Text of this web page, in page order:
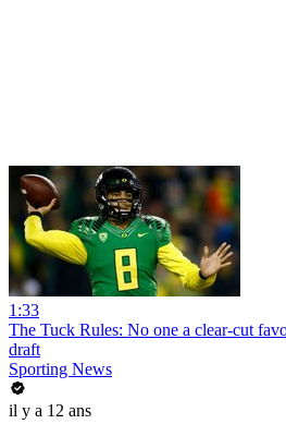
1:33
The Tuck Rules: No one a clear-cut
draft
Sporting News
il y a 12 ans